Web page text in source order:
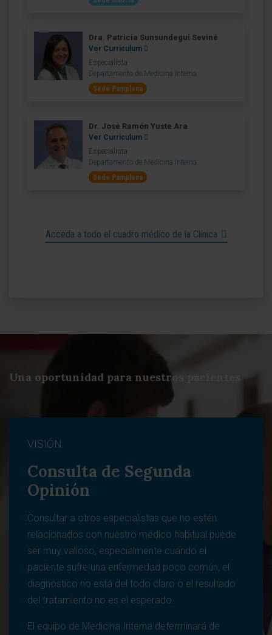
Dra. Patricia Sunsundegui Seviné
Ver Curriculum
Especialista
Departamento de Medicina Interna
Sede Pamplona
Dr. José Ramón Yuste Ara
Ver Curriculum
Especialista
Departamento de Medicina Interna
Sede Pamplona
Acceda a todo el cuadro médico de la Clínica
Una oportunidad para nuestros pacientes
VISIÓN
Consulta de Segunda
Opinión
Consultar a otros especialistas que no estén
relacionados con nuestro médico habitual puede
ser muy valioso, especialmente cuando el
paciente sufre una enfermedad poco común, el
diagnóstico no está del todo claro o el resultado
del tratamiento no es el esperado.
El equipo de Medicina Interna determinará de